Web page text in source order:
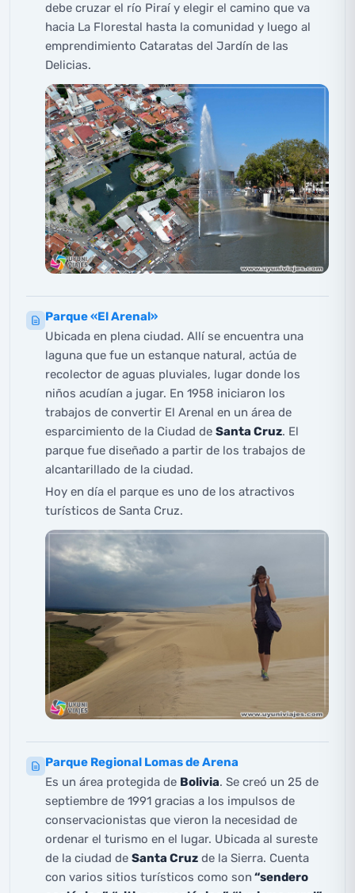
debe cruzar el río Piraí y elegir el camino que va
hacia La Florestal hasta la comunidad y luego al
emprendimiento Cataratas del Jardín de las
Delicias.
Parque «El Arenal»
Ubicada en plena ciudad. Allí se encuentra una
laguna que fue un estanque natural, actúa de
recolector de aguas pluviales, lugar donde los
niños acudían a jugar. En 1958 iniciaron los
trabajos de convertir El Arenal en un área de
esparcimiento de la Ciudad de Santa Cruz. El
parque fue diseñado a partir de los trabajos de
alcantarillado de la ciudad.
Hoy en día el parque es uno de los atractivos
turísticos de Santa Cruz.
Parque Regional Lomas de Arena
Es un área protegida de Bolivia. Se creó un 25 de
septiembre de 1991 gracias a los impulsos de
conservacionistas que vieron la necesidad de
ordenar el turismo en el lugar. Ubicada al sureste
de la ciudad de Santa Cruz de la Sierra. Cuenta
con varios sitios turísticos como son “sendero